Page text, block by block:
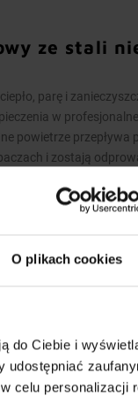
O plikach cookies
do Ciebie i
udostępniać
celu personalizacji
ze stali
parę i
w
powietrze przepływa
i zostają
umożliwia
wykonane są w
i zawiesi
dodatkowe